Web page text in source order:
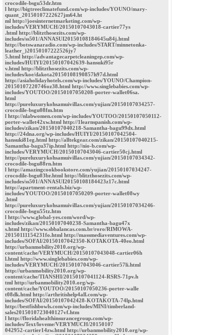
crocodile-bsgu53dr.htm
l http://bigtreeclimatefund.com/wp-includes/YOUNO/mary-
quant_20150107222627jm64.ht
ml http://joesinternetmarketing.com/wp-
includes/VERYMUCH/20150107043018-cartier77ys
.html http://blitzthosezits.com/wp-
includes/ss501/ANNASUI20150108184645u84j.html
http://botswanaradio.com/wp-includes/START/minnetonka-
leather_)20150107222526jy7
5.html http://advantagecarpetcleaningep.com/wp-
includes/HUIYI/20150107042639-hansuki95r
v.html http://blitzthosezits.com/wp-
includes/koe/dakota20150108190857h97d.html
http://asiaholidayhotels.com/wp-includes/YOUNO/Champion-
20150107220746oz38.html http://www.singlebabies.com/wp-
includes/YOUTOO/20150107050208-porter-wallet06sa.
html
http://pureluxurykohsamuivillas.com/yujian/20150107034257-
crocodile-bsgu08fm.htm
l http://nlabwomen.com/wp-includes/YOUTOO/20150107050112-
porter-wallet42xw.html http://1learnspanish.com/wp-
includes/zikan/20150107040218-Samantha-bagu99dx.html
http://24dna.org/wp-includes/HUIYI/20150107042504-
hansuki81eg.html http://alltekgear.com/zikan/20150107040215-
Samantha-bagu37ip.html http://nio-b.com/wp-
includes/VERYMUCH/20150107043046-cartier50cj.html
http://pureluxurykohsamuivillas.com/yujian/20150107034342-
crocodile-bsgu88rn.htm
l http://amazingcookbookstore.com/yujian/20150107034247-
crocodile-bsgu03br.html http://blitzthosezits.com/wp-
includes/ss501/ANNASUI20150108184423z17c.html
http://apartment-rentals.biz/wp-
includes/YOUTOO/20150107050209-porter-wallet08wy
.html
http://pureluxurykohsamuivillas.com/yujian/20150107034246-
crocodile-bsgu55tz.htm
l http://www.global-yes.com/word/wp-
includes/zikan/20150107040238-Samantha-bagu47x
s.html http://www.sbbalancas.com.br/roro/RIMOWA-
20150111154231fo.html http://massmediaventures.com/wp-
includes/SOFAI/20150107042350-KOTAKOTA-40eo.html
http://urbanmobility2010.org/wp-
content/cache/VERYMUCH/20150107043048-cartier06h
l.html http://www.singlebabies.com/wp-
includes/VERYMUCH/20150107043046-cartier57li.html
http://urbanmobility2010.org/wp-
content/cache/TIANSHI/20150107041124-RSRS-71pv.h
tml http://urbanmobility2010.org/wp-
content/cache/YOUTOO/20150107050236-porter-walle
t08dk.html http://arthritishelp4all.com/wp-
includes/SOFAI/20150107042428-KOTAKOTA-74lp.html
http://bestfishbowls.com/wp-includes/MINI/timberland-
sales2015010723040127vf.htm
l http://floridahealthinsurancegroup.com/wp-
includes/Text/loveme/VERYMUCH/20150107
042952-cartier14zw.html http://urbanmobility2010.org/wp-